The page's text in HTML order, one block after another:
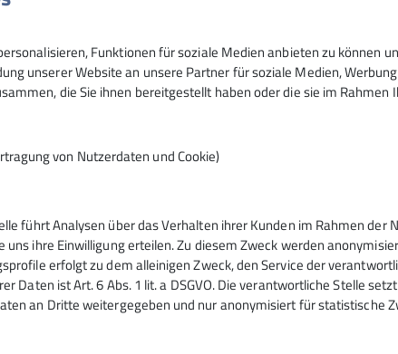
im Anhänger zum Startplatz, dem
Nach 1,5 Std. Fahrt die große
und auch für den geplanten
Lagebesprechung der Vorschlag
angekündigt sind.
Ziel Filzmoos am Fuß des Dachsteins.
welch ein Panorama! Auf einer Wiese
und nach gut einer Stunde heben
traumhaften Kulisse steigen wir in den
anzulegen. Wir schweben an
Funktionen für soziale Medien anbieten zu können
unserer Website an unsere Partner für soziale Medien,
die Sie ihnen bereitgestellt haben oder die sie im
von Nutzerdaten und Cookie)
führt Analysen über das Verhalten ihrer Kunden im Rahmen der
uns ihre Einwilligung erteilen. Zu diesem Zweck werden
erfolgt zu dem alleinigen Zweck, den Service der
Daten ist Art. 6 Abs. 1 lit. a DSGVO. Die verantwortliche Stelle
an Dritte weitergegeben und nur anonymisiert für statistische